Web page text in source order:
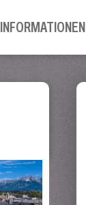
INFORMATIONEN